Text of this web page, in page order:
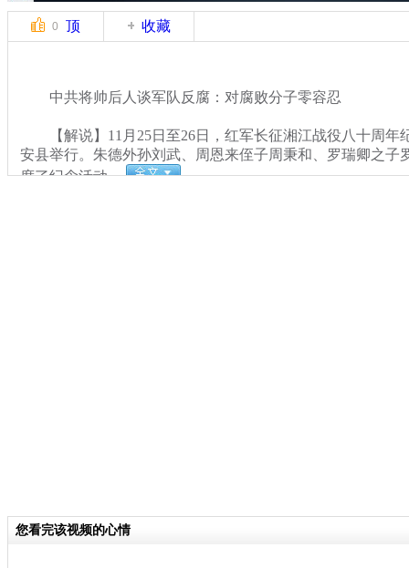
0 顶 收藏
中共将帅后人谈军队反腐：对腐败分子零容忍
【解说】11月25日至26日，红军长征湘江战役八十周年
安县举行。朱德外孙刘武、周恩来侄子周秉和、罗瑞卿之子
席了纪念活动。
您看完该视频的心情